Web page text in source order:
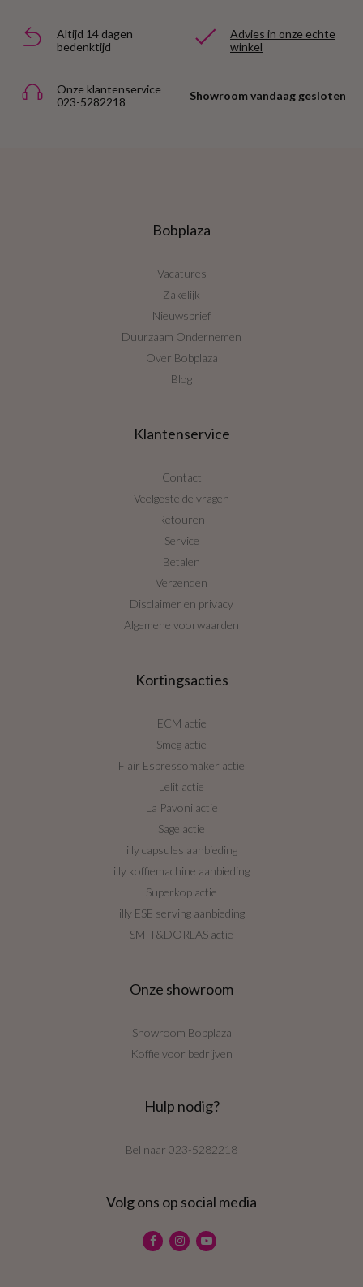
Altijd 14 dagen
bedenktijd
Advies in onze echte
winkel
Onze klantenservice
023-5282218
Showroom vandaag gesloten
Bobplaza
Vacatures
Zakelijk
Nieuwsbrief
Duurzaam Ondernemen
Over Bobplaza
Blog
Klantenservice
Contact
Veelgestelde vragen
Retouren
Service
Betalen
Verzenden
Disclaimer en privacy
Algemene voorwaarden
Kortingsacties
ECM actie
Smeg actie
Flair Espressomaker actie
Lelit actie
La Pavoni actie
Sage actie
illy capsules aanbieding
illy koffiemachine aanbieding
Superkop actie
illy ESE serving aanbieding
SMIT&DORLAS actie
Onze showroom
Showroom Bobplaza
Koffie voor bedrijven
Hulp nodig?
Bel naar 023-5282218
Volg ons op social media